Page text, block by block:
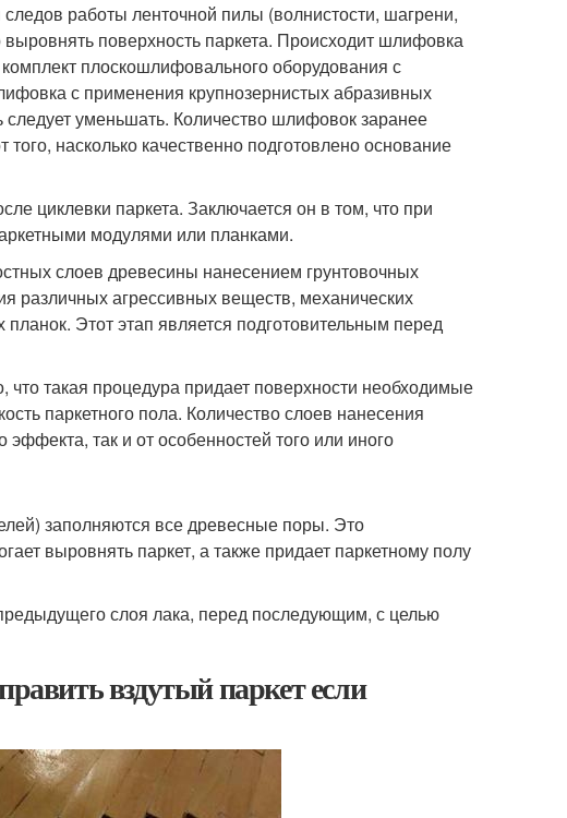
работы ленточной пилы (волнистости, шагрени,
поверхность паркета. Происходит шлифовка
плоскошлифовального оборудования с
с применения крупнозернистых абразивных
уменьшать. Количество шлифовок заранее
насколько качественно подготовлено основание
циклевки паркета. Заключается он в том, что при
модулями или планками.
слоев древесины нанесением грунтовочных
различных агрессивных веществ, механических
планок. Этот этап является подготовительным перед
такая процедура придает поверхности необходимые
паркетного пола. Количество слоев нанесения
так и от особенностей того или иного
заполняются все древесные поры. Это
выровнять паркет, а также придает паркетному полу
слоя лака, перед последующим, с целью
вздутый паркет если